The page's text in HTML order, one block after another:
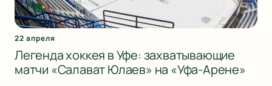
22 апреля
Легенда хоккея в Уфе: захватывающие
матчи «Салават Юлаев» на «Уфа-Арене»